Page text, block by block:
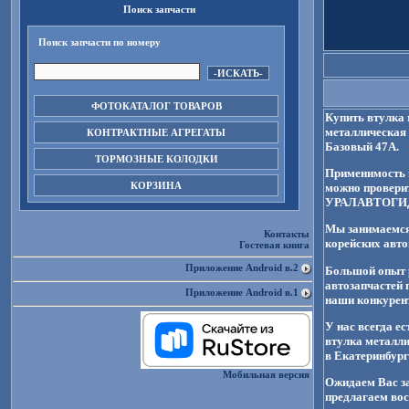
Купить втулка
Базовый 47А.
Применимость
можно
Мы занимаемся
корейских
Большой опыт
наши
У нас всегда
втулка
в
Ожидаем Вас
предлагаем
Поиск запчасти
Поиск запчасти по номеру
ФОТОКАТАЛОГ ТОВАРОВ
КОНТРАКТНЫЕ АГРЕГАТЫ
ТОРМОЗНЫЕ КОЛОДКИ
КОРЗИНА
Контакты
Гостевая книга
Приложение Android в.2
Приложение Android в.1
Мобильная версия